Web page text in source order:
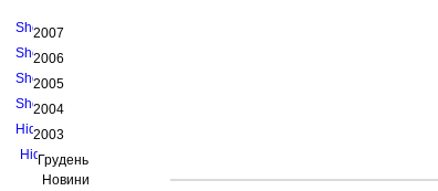
2007
2006
2005
2004
2003
Грудень
Новини